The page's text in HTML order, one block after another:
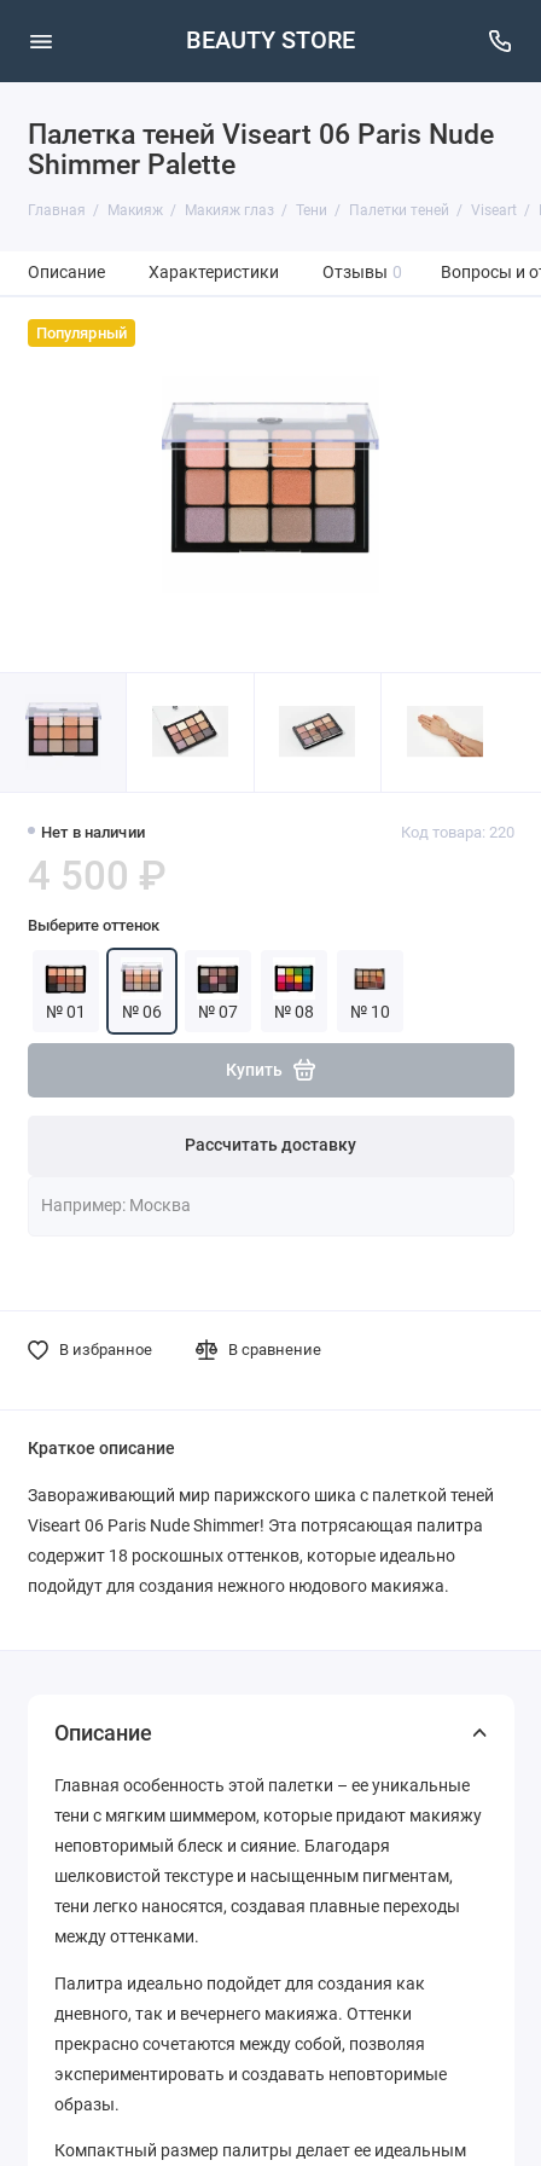
BEAUTY STORE
Палетка теней Viseart 06 Paris Nude
Shimmer Palette
Главная Макияж Макияж глаз Тени Палетки теней Viseart
Описание Характеристики Отзывы 0 Вопросы и
Популярный
Нет в наличии Код товара: 220
4 500 ₽
Выберите оттенок
№ 01 № 06 № 07 № 08 № 10
Купить
Рассчитать доставку
В избранное В сравнение
Краткое описание
Завораживающий мир парижского шика с палеткой теней
Viseart 06 Paris Nude Shimmer! Эта потрясающая палитра
содержит 18 роскошных оттенков, которые идеально
подойдут для создания нежного нюдового макияжа.
Описание
Главная особенность этой палетки – ее уникальные
тени с мягким шиммером, которые придают макияжу
неповторимый блеск и сияние. Благодаря
шелковистой текстуре и насыщенным пигментам,
тени легко наносятся, создавая плавные переходы
между оттенками.
Палитра идеально подойдет для создания как
дневного, так и вечернего макияжа. Оттенки
прекрасно сочетаются между собой, позволяя
экспериментировать и создавать неповторимые
образы.
Компактный размер палитры делает ее идеальным